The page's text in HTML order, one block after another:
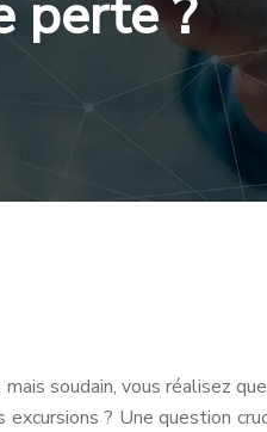
perte ?
soudain, vous réalisez
? Une question